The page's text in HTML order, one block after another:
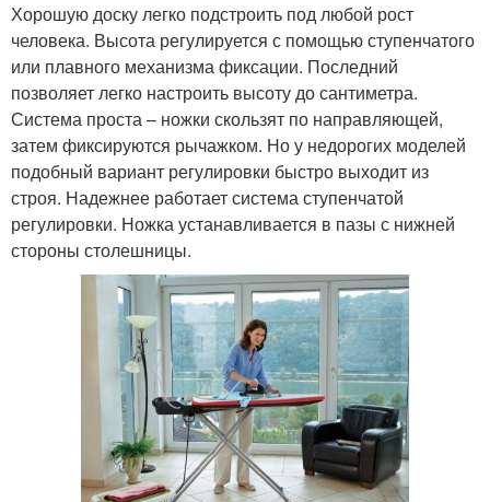
Хорошую доску легко подстроить под любой рост
человека. Высота регулируется с помощью ступенчатого
или плавного механизма фиксации. Последний
позволяет легко настроить высоту до сантиметра.
Система проста – ножки скользят по направляющей,
затем фиксируются рычажком. Но у недорогих моделей
подобный вариант регулировки быстро выходит из
строя. Надежнее работает система ступенчатой
регулировки. Ножка устанавливается в пазы с нижней
стороны столешницы.